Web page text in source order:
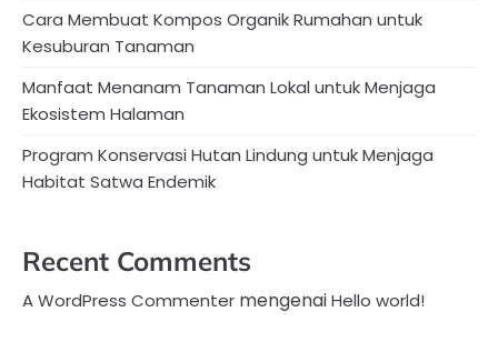
Cara Membuat Kompos Organik Rumahan untuk
Kesuburan Tanaman
Manfaat Menanam Tanaman Lokal untuk Menjaga
Ekosistem Halaman
Program Konservasi Hutan Lindung untuk Menjaga
Habitat Satwa Endemik
Recent Comments
A WordPress Commenter mengenaiHello world!